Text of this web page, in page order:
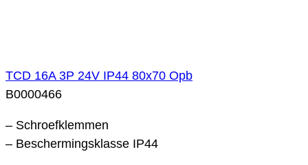
TCD 16A 3P 24V IP44 80x70 Opb
B0000466
– Schroefklemmen
– Beschermingsklasse IP44